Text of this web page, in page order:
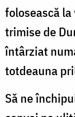
folosească
trimise de
întârziat
totdeauna
Să ne